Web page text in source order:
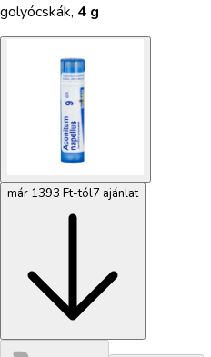
golyócskák, 4 g
már 1393 Ft-tól7 ajánlat